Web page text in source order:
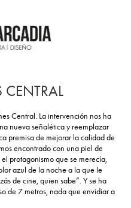
Central. La intervención nos ha
nueva señalética y reemplazar
premisa de mejorar la calidad de
encontrado con una piel de
protagonismo que se merecía,
azul de la noche a la que le
de cine, quien sabe”. Y se ha
de 7 metros, nada que envidiar a